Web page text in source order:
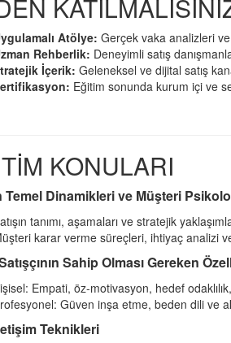
Atölye: Gerçek vaka analizleri
Rehberlik: Deneyimli satış
İçerik: Geleneksel ve dijital satış
Eğitim sonunda kurum içi ve
KONULARI
Temel Dinamikleri ve Müşteri
tanımı, aşamaları ve stratejik
karar verme süreçleri, ihtiyaç analizi
Sahip Olması Gereken
Empati, öz-motivasyon, hedef
Güven inşa etme, beden dili ve
Teknikleri